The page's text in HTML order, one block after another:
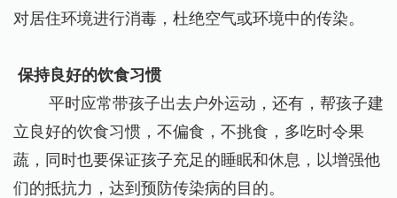
对居住环境进行消毒，杜绝空气或环境中的传染。
保持良好的饮食习惯
平时应常带孩子出去户外运动，还有，帮孩子建
立良好的饮食习惯，不偏食，不挑食，多吃时令果
蔬，同时也要保证孩子充足的睡眠和休息，以增强他
们的抵抗力，达到预防传染病的目的。